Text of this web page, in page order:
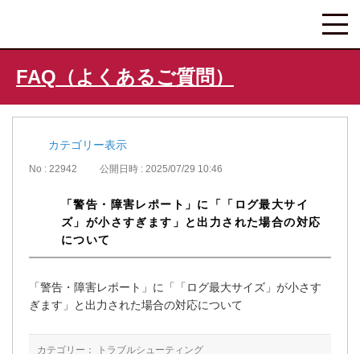
FAQ（よくあるご質問）
カテゴリー表示
No : 22942 公開日時 : 2025/07/29 10:46
「警告・障害レポート」に「「ログ最大サイ
ズ」が小さすぎます」と出力された場合の対応
について
「警告・障害レポート」に「「ログ最大サイズ」が小さす
ぎます」と出力された場合の対応について
カテゴリー： トラブルシューティング